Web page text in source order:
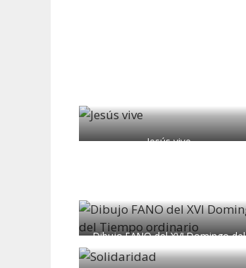
Jesús vive
Dibujo FANO del XVI Domingo del
Tiempo ordinario